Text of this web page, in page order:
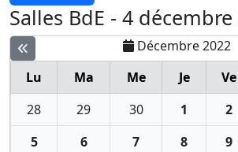
Salles BdE - 4 décembre
Décembre 2022
Lu
Ma Me Je Ve
28
29 30 1 2
5
6 7 8 9